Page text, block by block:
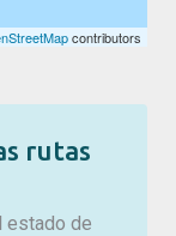
contributors
rutas
estado de